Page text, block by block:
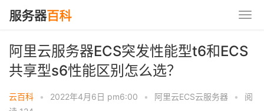
阿里云服务器ECS突发性能型t6和ECS
共享型s6性能区别怎么选？
云百科 • 2022年4月6日 pm6:00 • 阿里云ECS云服务器 •
阅